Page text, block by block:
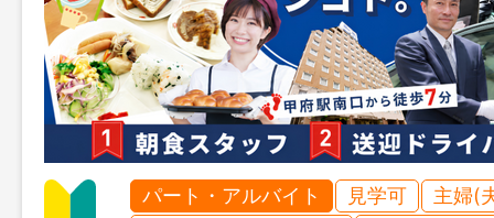
パート・アルバイト 見学可
主婦(